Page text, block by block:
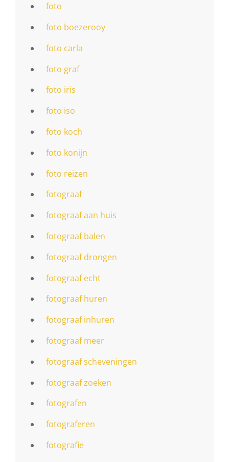
foto
foto boezerooy
foto carla
foto graf
foto iris
foto iso
foto koch
foto konijn
foto reizen
fotograaf
fotograaf aan huis
fotograaf balen
fotograaf drongen
fotograaf echt
fotograaf huren
fotograaf inhuren
fotograaf meer
fotograaf scheveningen
fotograaf zoeken
fotografen
fotograferen
fotografie